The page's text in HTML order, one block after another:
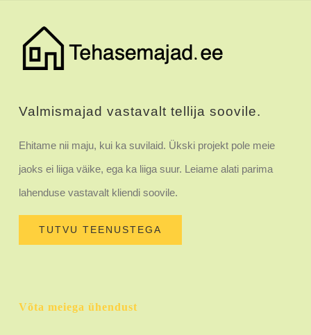
Valmismajad vastavalt tellija soovile.
Ehitame nii maju, kui ka suvilaid. Ükski projekt pole meie
jaoks ei liiga väike, ega ka liiga suur. Leiame alati parima
lahenduse vastavalt kliendi soovile.
TUTVU TEENUSTEGA
Võta meiega ühendust